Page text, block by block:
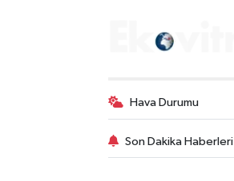
Hava Durumu
Son Dakika Haberleri